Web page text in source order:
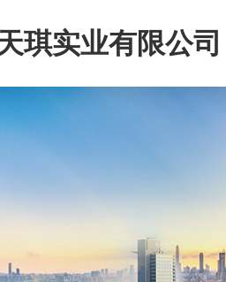
琪实业有限公司